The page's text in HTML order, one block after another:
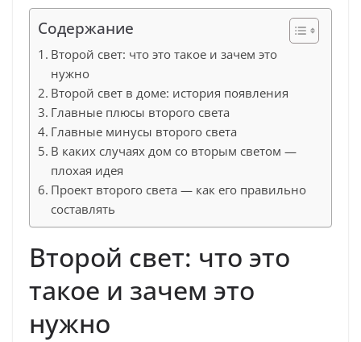
Содержание
Второй свет: что это такое и зачем это
нужно
Второй свет в доме: история появления
Главные плюсы второго света
Главные минусы второго света
В каких случаях дом со вторым светом —
плохая идея
Проект второго света — как его правильно
составлять
Второй свет: что это
такое и зачем это
нужно